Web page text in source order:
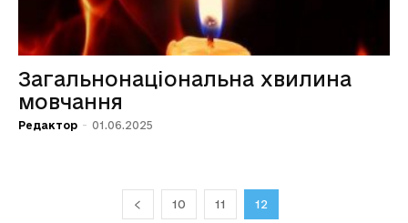
Загальнонаціональна хвилина
мовчання
Редактор - 01.06.2025
10 11 12